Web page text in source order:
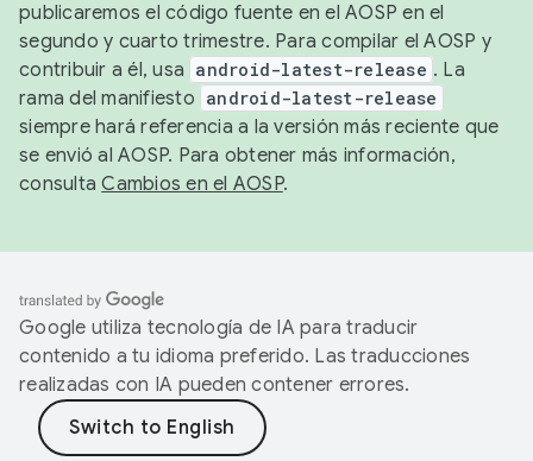
publicaremos el código fuente en el AOSP en el
segundo y cuarto trimestre. Para compilar el AOSP y
contribuir a él, usa android-latest-release . La
rama del manifiesto android-latest-release
siempre hará referencia a la versión más reciente que
se envió al AOSP. Para obtener más información,
consultaCambios en el AOSP.
Google utiliza tecnología de IA para traducir
contenido a tu idioma preferido. Las traducciones
realizadas con IA pueden contener errores.